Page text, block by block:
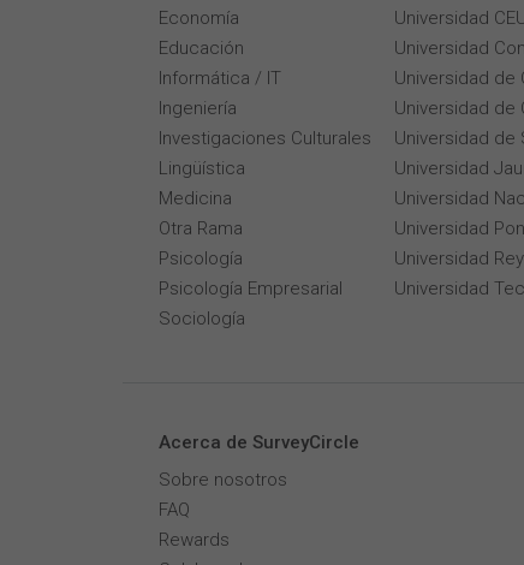
Economía
Educación
Informática / IT
Ingeniería
Investigaciones Culturales
Lingüística
Medicina
Otra Rama
Psicología
Psicología Empresarial
Sociología
Universidad
Universidad
Universidad de
Universidad de
Universidad de
Universidad
Universidad
Universidad
Universidad
Universidad
Acerca de SurveyCircle
Sobre nosotros
FAQ
Rewards